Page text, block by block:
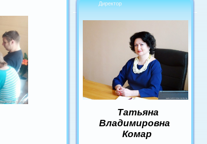
Директор
Татьяна
Владимировна
Комар